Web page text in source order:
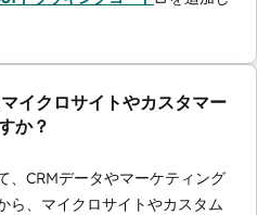
イクロサイトやカスタマー
か？
CRMデータやマーケティング
ら、マイクロサイトやカスタム